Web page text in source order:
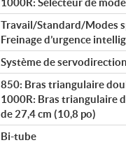
Travail/Standard/Modes
Freinage d’urgence
Système de
850: Bras triangulaire
1000R: Bras triangulaire
de 27,4 cm (10,8 po)
Bi-tube